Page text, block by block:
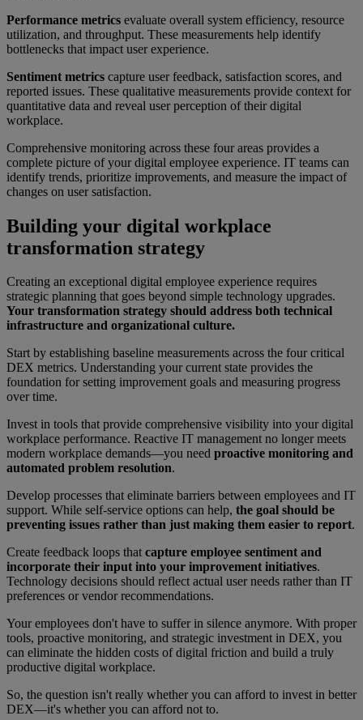
Performance metrics evaluate overall system efficiency, resource
utilization, and throughput. These measurements help identify
bottlenecks that impact user experience.
Sentiment metrics capture user feedback, satisfaction scores, and
reported issues. These qualitative measurements provide context for
quantitative data and reveal user perception of their digital
workplace.
Comprehensive monitoring across these four areas provides a
complete picture of your digital employee experience. IT teams can
identify trends, prioritize improvements, and measure the impact of
changes on user satisfaction.
Building your digital workplace
transformation strategy
Creating an exceptional digital employee experience requires
strategic planning that goes beyond simple technology upgrades.
Your transformation strategy should address both technical
infrastructure and organizational culture.
Start by establishing baseline measurements across the four critical
DEX metrics. Understanding your current state provides the
foundation for setting improvement goals and measuring progress
over time.
Invest in tools that provide comprehensive visibility into your digital
workplace performance. Reactive IT management no longer meets
modern workplace demands—you need proactive monitoring and
automated problem resolution.
Develop processes that eliminate barriers between employees and IT
support. While self-service options can help, the goal should be
preventing issues rather than just making them easier to report.
Create feedback loops thatcapture employee sentiment and
incorporate their input into your improvement initiatives.
Technology decisions should reflect actual user needs rather than IT
preferences or vendor recommendations.
Your employees don't have to suffer in silence anymore. With proper
tools, proactive monitoring, and strategic investment in DEX, you
can eliminate the hidden costs of digital friction and build a truly
productive digital workplace.
So, the question isn't really whether you can afford to invest in better
DEX—it's whether you can afford not to.